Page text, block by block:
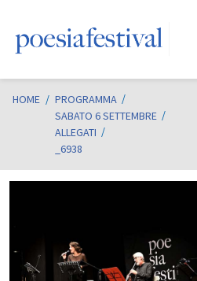
HOME / PROGRAMMA
SABATO 6 SETTEMBRE
ALLEGATI
_6938